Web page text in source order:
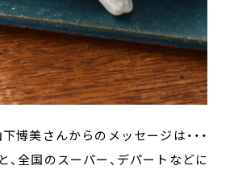
博美さんからのメッセージは・・・
全国のスーパー、デパートなどに